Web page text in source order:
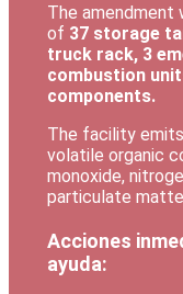
The amendment
of 37 storage
truck rack, 3
combustion
components.
The facility
volatile organic
monoxide,
particulate
Acciones
ayuda: